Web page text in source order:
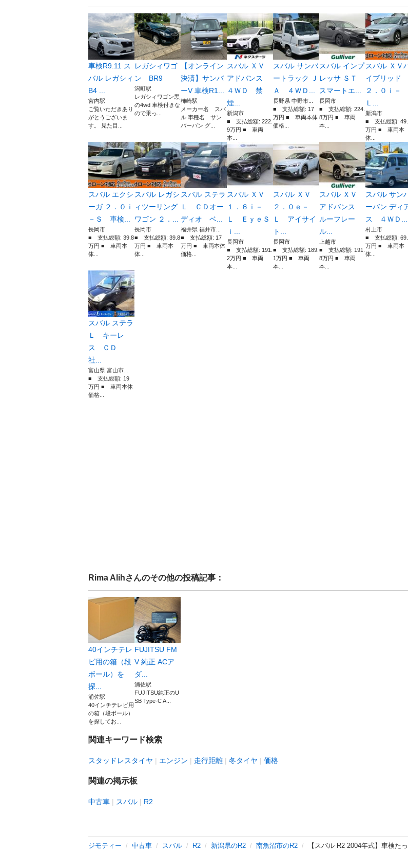
車検R9.11 ス
バル レガシィ
B4 ...
宮内駅
ご覧いただきあり
がとうございま
す。 見た目...
レガシィワゴ
ン BR9
潟町駅
レガシィワゴン黒
の4wd 車検付きな
ので乗っ...
【オンライン
決済】サンバ
ーV 車検R1...
柿崎駅
メーカー名 スバ
ル 車種名 サン
バーバン グ...
スバル ＸＶ
アドバンス
４ＷＤ 禁
煙...
新潟市
■ 支払総額: 222.
9万円 ■ 車両
本...
スバル サンバ
ートラック Ｊ
Ａ ４ＷＤ...
長野県 中野市...
■ 支払総額: 17
万円 ■ 車両本体
価格...
スバル インプ
レッサ ＳＴ
スマートエ...
長岡市
■ 支払総額: 224.
8万円 ■ 車両
本...
スバル ＸＶ
イブリッド
２．０ｉ－
Ｌ...
新潟市
■ 支払総額:
万円 ■ 車両本
体...
スバル エクシ
ーガ ２．０ｉ
－Ｓ 車検...
長岡市
■ 支払総額: 39.8
万円 ■ 車両本
体...
スバル レガシ
ィツーリング
ワゴン ２．...
長岡市
■ 支払総額: 39.8
万円 ■ 車両本
体...
スバル ステラ
Ｌ ＣＤオー
ディオ ベ...
福井県 福井市...
■ 支払総額: 17
万円 ■ 車両本体
価格...
スバル ＸＶ
１．６ｉ－
Ｌ ＥｙｅＳ
ｉ...
長岡市
■ 支払総額: 191.
2万円 ■ 車両
本...
スバル ＸＶ
２．０ｅ－
Ｌ アイサイ
ト...
長岡市
■ 支払総額: 189.
1万円 ■ 車両
本...
スバル ＸＶ
アドバンス
ルーフレー
ル...
上越市
■ 支払総額: 191.
8万円 ■ 車両
本...
スバル サン
ーバン ディ
ス ４ＷＤ...
村上市
■ 支払総額:
万円 ■ 車両本
体...
スバル ステラ
Ｌ キーレ
ス ＣＤ
社...
富山県 富山市...
■ 支払総額: 19
万円 ■ 車両本体
価格...
Rima Alihさんのその他の投稿記事：
40インチテレ
ビ用の箱（段
ボール）を
探...
浦佐駅
40インチテレビ用
の箱（段ボール）
を探してお...
FUJITSU FM
V 純正 ACア
ダ...
浦佐駅
FUJITSU純正のU
SB Type-C A...
関連キーワード検索
スタッドレスタイヤ エンジン 走行距離 冬タイヤ 価格
関連の掲示板
中古車 スバル R2
ジモティー 中古車 スバル R2 新潟県のR2 南魚沼市のR2 【スバル R2 2004年式】車検た